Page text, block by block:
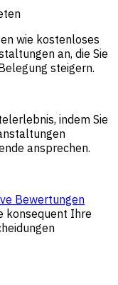
wie kostenloses
an, die Sie
steigern.
indem Sie
ansprechen.
Bewertungen
konsequent Ihre